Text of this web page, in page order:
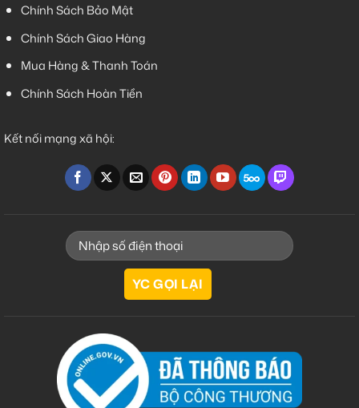
Chính Sách Bảo Mật
Chính Sách Giao Hàng
Mua Hàng & Thanh Toán
Chính Sách Hoàn Tiền
Kết nối mạng xã hội: